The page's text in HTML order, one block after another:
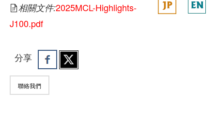
相關文件:2025MCL-Highlights-
J100.pdf
分享
聯絡我們